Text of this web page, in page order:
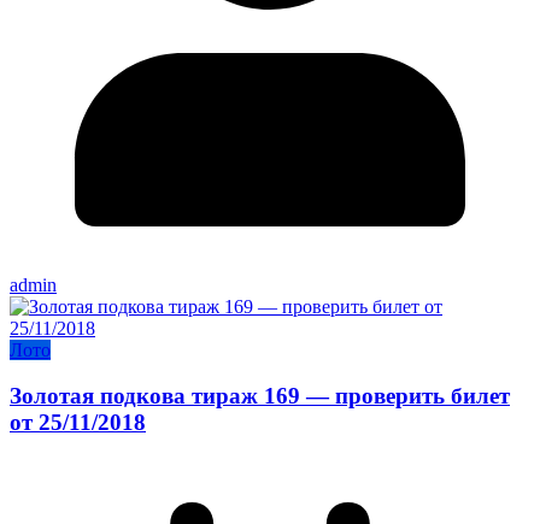
admin
Лото
Золотая подкова тираж 169 — проверить билет
от 25/11/2018